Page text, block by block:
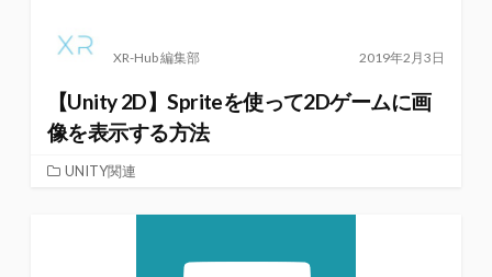
2019年2月3日
XR-Hub 編集部
【Unity 2D】Spriteを使って2Dゲームに画
像を表示する方法
UNITY関連